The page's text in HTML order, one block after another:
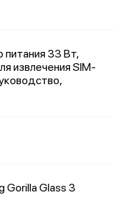
питания 33 Вт,
извлечения SIM-
Gorilla Glass 3